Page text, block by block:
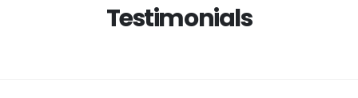
Testimonials